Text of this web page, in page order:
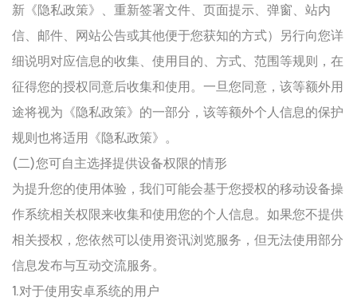
新《隐私政策》、重新签署文件、页面提示、弹窗、站内
信、邮件、网站公告或其他便于您获知的方式）另行向您详
细说明对应信息的收集、使用目的、方式、范围等规则，在
征得您的授权同意后收集和使用。一旦您同意，该等额外用
途将视为《隐私政策》的一部分，该等额外个人信息的保护
规则也将适用《隐私政策》。
(二)您可自主选择提供设备权限的情形
为提升您的使用体验，我们可能会基于您授权的移动设备操
作系统相关权限来收集和使用您的个人信息。如果您不提供
相关授权，您依然可以使用资讯浏览服务，但无法使用部分
信息发布与互动交流服务。
1.对于使用安卓系统的用户